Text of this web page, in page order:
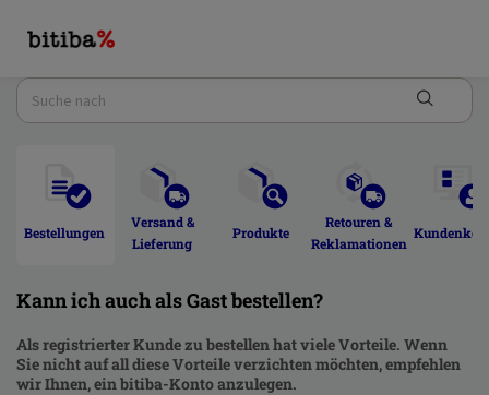
Bestellungen
Versand &
Lieferung
Produkte
Retouren &
Reklamationen
Kann ich auch als Gast bestellen?
Als registrierter Kunde zu bestellen hat viele Vorteile. Wenn
Sie nicht auf all diese Vorteile verzichten möchten, empfehlen
wir Ihnen, ein bitiba-Konto anzulegen.